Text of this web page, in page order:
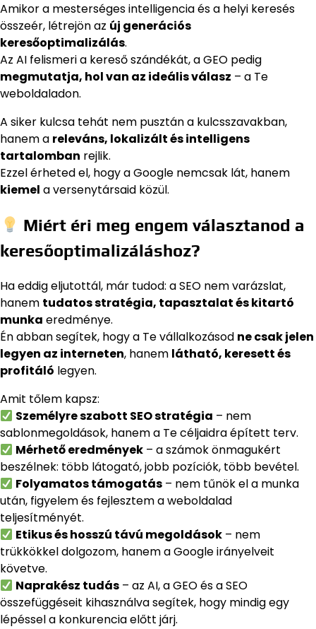
Amikor a mesterséges intelligencia és a helyi keresés
összeér, létrejön az új generációs
keresőoptimalizálás.
Az AI felismeri a kereső szándékát, a GEO pedig
megmutatja, hol van az ideális válasz – a Te
weboldaladon.
A siker kulcsa tehát nem pusztán a kulcsszavakban,
hanem a releváns, lokalizált és intelligens
tartalomban rejlik.
Ezzel érheted el, hogy a Google nemcsak lát, hanem
kiemel a versenytársaid közül.
Miért éri meg engem választanod a
keresőoptimalizáláshoz?
Ha eddig eljutottál, már tudod: a SEO nem varázslat,
hanem tudatos stratégia, tapasztalat és kitartó
munka eredménye.
Én abban segítek, hogy a Te vállalkozásod ne csak jelen
legyen az interneten, hanem látható, keresett és
profitáló legyen.
Amit tőlem kapsz:
Személyre szabott SEO stratégia – nem
sablonmegoldások, hanem a Te céljaidra épített terv.
Mérhető eredmények – a számok önmagukért
beszélnek: több látogató, jobb pozíciók, több bevétel.
Folyamatos támogatás – nem tűnök el a munka
után, figyelem és fejlesztem a weboldalad
teljesítményét.
Etikus és hosszú távú megoldások – nem
trükkökkel dolgozom, hanem a Google irányelveit
követve.
Naprakész tudás – az AI, a GEO és a SEO
összefüggéseit kihasználva segítek, hogy mindig egy
lépéssel a konkurencia előtt járj.